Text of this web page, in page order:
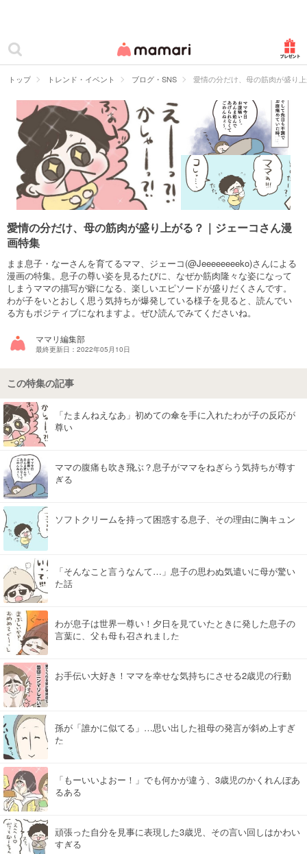
ママリ
カテゴリー一覧
妊娠
出産
赤ちゃん・育児
子育て・家族
美容・ファッション
お仕事
住まい
トップ トレンド・イベント ブログ・SNS 愛情の分だけ、母の筋肉が盛り
愛情の分だけ、母の筋肉が盛り上がる？｜ジェーコさん漫
画特集
まま息子・なーさんを育てるママ、ジェーコ(@Jeeeeeeeeko)さんによる
漫画の特集。息子の尊い姿を見るたびに、なぜか筋肉隆々な姿になって
しまうママの描写が癖になる、楽しいエピソードが盛りだくさんです。
わが子をいとおしく思う気持ちが爆発している様子を見ると、読んでい
る方もポジティブになれますよ。ぜひ読んでみてくださいね。
ママリ編集部
最終更新日：2022年05月10日
この特集の記事
「たまんねえなあ」初めての傘を手に入れたわが子の反応が
尊い
ママの腹痛も吹き飛ぶ？息子がママをねぎらう気持ちが尊す
ぎる
ソフトクリームを持って困惑する息子、その理由に胸キュン
「そんなこと言うなんて…」息子の思わぬ気遣いに母が驚い
た話
わが息子は世界一尊い！夕日を見ていたときに発した息子の
言葉に、父も母も召されました
お手伝い大好き！ママを幸せな気持ちにさせる2歳児の行動
孫が「誰かに似てる」…思い出した祖母の発言が斜め上すぎ
た
「もーいいよおー！」でも何かが違う、3歳児のかくれんぼあ
るある
頑張った自分を見事に表現した3歳児、その言い回しはかわい
すぎる